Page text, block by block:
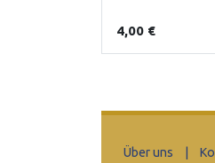
4,00 €
Über uns |